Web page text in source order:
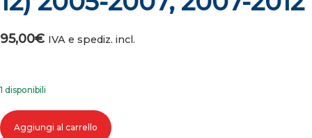
95,00€ IVA e spediz. incl.
1 disponibili
Cofano anteriore peugeot 107 (05-07) (07-12) 2005-2007, 2007-2012
Aggiungi al carrello